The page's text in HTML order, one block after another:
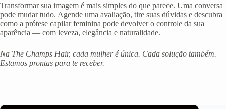
Transformar sua imagem é mais simples do que parece. Uma conversa
pode mudar tudo. Agende uma avaliação, tire suas dúvidas e descubra
como a prótese capilar feminina pode devolver o controle da sua
aparência — com leveza, elegância e naturalidade.
Na The Champs Hair, cada mulher é única. Cada solução também.
Estamos prontas para te receber.